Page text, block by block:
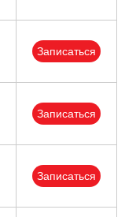
Записаться
Записаться
Записаться